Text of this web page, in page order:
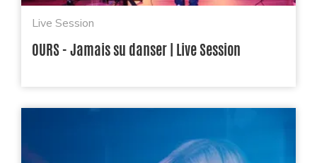
Live Session
OURS - Jamais su danser | Live Session